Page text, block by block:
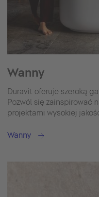
Wanny
Duravit oferuje szeroką
Pozwól się zainspirować
projektami wysokiej
Wanny